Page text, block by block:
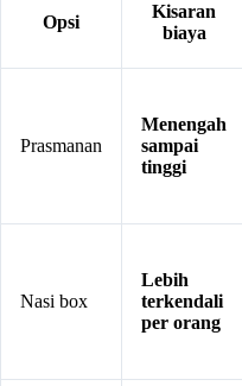
Opsi
Kisaran
biaya
Prasmanan
Menengah
sampai
tinggi
Nasi box
Lebih
terkendali
per orang